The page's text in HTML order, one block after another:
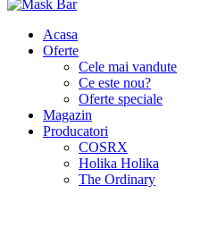
Acasa
Oferte
Cele mai vandute
Ce este nou?
Oferte speciale
Magazin
Producatori
COSRX
Holika Holika
The Ordinary